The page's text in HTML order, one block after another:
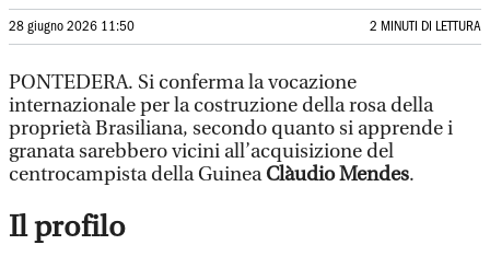
28 giugno 2026 11:50 2 MINUTI DI LETTURA
PONTEDERA. Si conferma la vocazione
internazionale per la costruzione della rosa della
proprietà Brasiliana, secondo quanto si apprende i
granata sarebbero vicini all’acquisizione del
centrocampista della GuineaClàudio Mendes.
Il profilo